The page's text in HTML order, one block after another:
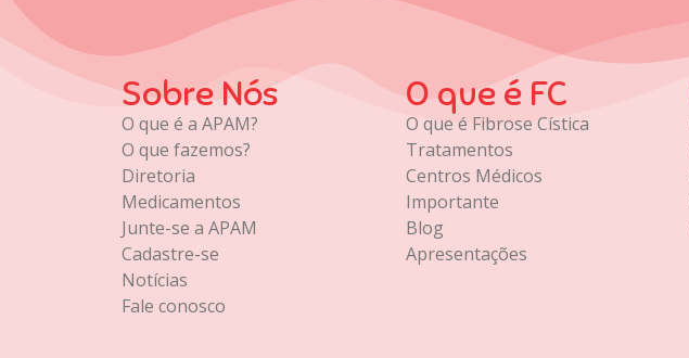
Sobre Nós
O que é a APAM?
O que fazemos?
Diretoria
Medicamentos
Junte-se a APAM
Cadastre-se
Notícias
Fale conosco
O que é FC
O que é Fibrose Cística
Tratamentos
Centros Médicos
Importante
Blog
Apresentações